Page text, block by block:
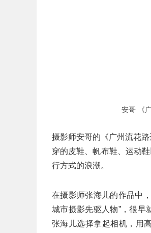
安哥 《
摄影师安哥的《广州流花
穿的皮鞋、帆布鞋、运动
行方式的浪潮。
在摄影师张海儿的作品中
城市摄影先驱人物”，很早
张海儿选择拿起相机，用